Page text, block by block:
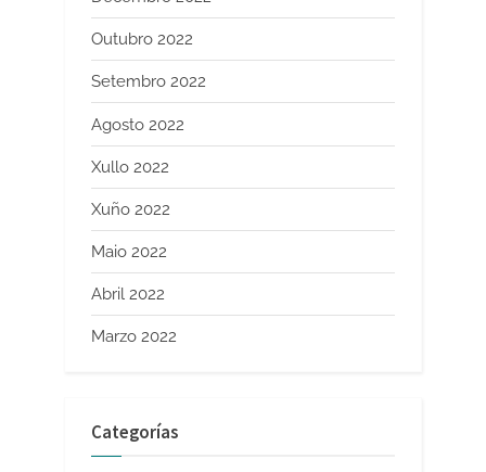
Outubro 2022
Setembro 2022
Agosto 2022
Xullo 2022
Xuño 2022
Maio 2022
Abril 2022
Marzo 2022
Categorías